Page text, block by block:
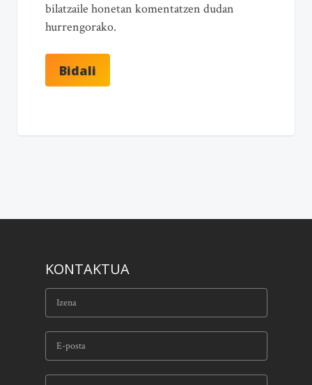
bilatzaile honetan komentatzen dudan
hurrengorako.
KONTAKTUA